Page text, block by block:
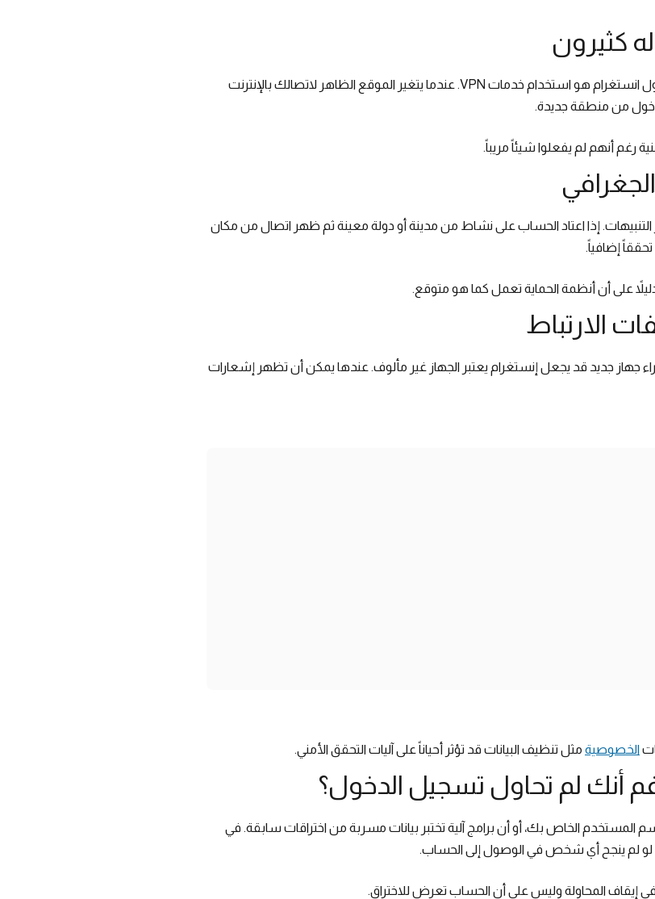
أحد الأسباب الشائعة لتلقي تنبيه تسجيل دخول انستغرام هو استخدام خدمات VPN. عندما يتغير الموقع الظاهر لاتصالك بالإنترنت
دخول من منطقة جديدة.
رغم أنهم لم يفعلوا شيئاً مريباً.
إذا اعتاد الحساب على نشاط من مدينة أو دولة معينة ثم ظهر اتصال من مكان
إضافياً.
على أن أنظمة الحماية تعمل كما هو متوقع.
الارتباط
جهاز جديد قد يجعل إنستغرام يعتبر الجهاز غير مألوف. عندها يمكن أن تظهر إشعارات
الخصوصية مثل تنظيف البيانات قد تؤثر أحياناً على آليات التحقق الأمني.
أنك لم تحاول تسجيل الدخول؟
الخاص بك، أو أن برامج آلية تختبر بيانات مسربة من اختراقات سابقة. في
لو لم ينجح أي شخص في الوصول إلى الحساب.
في إيقاف المحاولة وليس على أن الحساب تعرض للاختراق.